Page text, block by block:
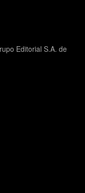
Editorial S.A. de